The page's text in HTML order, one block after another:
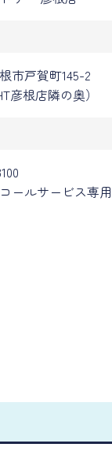
市戸賀町145-2
彦根店隣の奥）
コールサービス専